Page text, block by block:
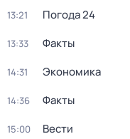
13:21 Погода 24
13:33 Факты
14:31 Экономика
14:36 Факты
15:00 Вести